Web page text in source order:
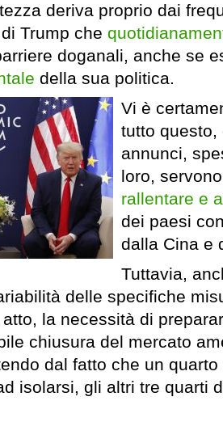
deriva proprio dai
Trump che
doganali, anche se
della sua politica.
Vi è
tutto questo,
annunci,
loro,
rallentare e
dei paesi
dalla Cina e
Tuttavia,
delle specifiche
la necessità di
chiusura del mercato
dal fatto che un quarto
isolarsi, gli altri tre quarti